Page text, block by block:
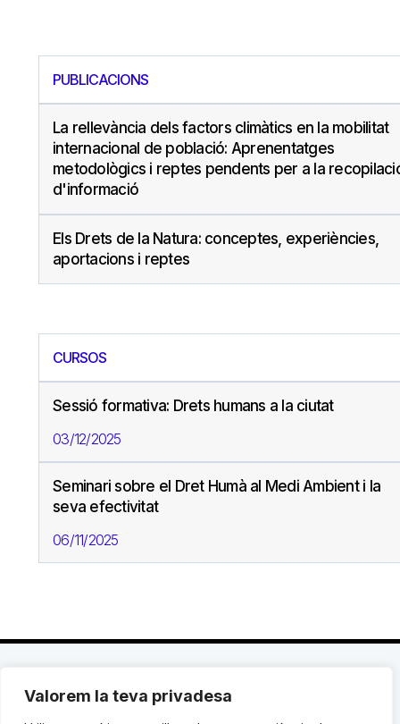
Valorem la teva privadesa
PUBLICACIONS
La rellevància dels factors climàtics en la mobilitat
internacional de població: Aprenentatges
metodològics i reptes pendents per a la
d'informació
Els Drets de la Natura: conceptes, experiències,
aportacions i reptes
CURSOS
Sessió formativa: Drets humans a la ciutat
03/12/2025
Seminari sobre el Dret Humà al Medi Ambient i la
seva efectivitat
06/11/2025
C. Avinyó 44, 2n | 08002 Barcelona |